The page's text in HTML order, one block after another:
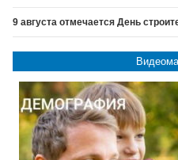
9 августа отмечается День